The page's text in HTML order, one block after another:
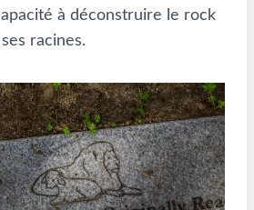
à déconstruire le rock
racines.